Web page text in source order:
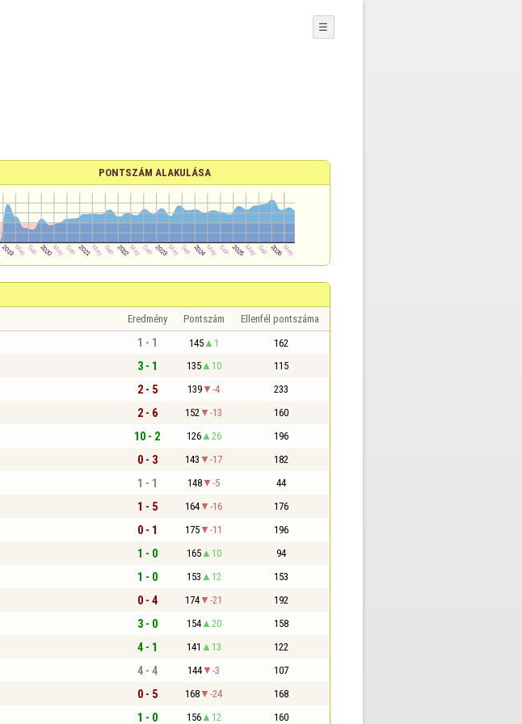
☰
PONTSZÁM ALAKULÁSA
Eredmény Pontszám Ellenfél pontszáma
1 - 1 145 1 162
3 - 1 135 10 115
2 - 5 139 -4 233
2 - 6 152 -13 160
10 - 2 126 26 196
0 - 3 143 -17 182
1 - 1 148 -5 44
1 - 5 164 -16 176
0 - 1 175 -11 196
1 - 0 165 10 94
1 - 0 153 12 153
0 - 4 174 -21 192
3 - 0 154 20 158
4 - 1 141 13 122
4 - 4 144 -3 107
0 - 5 168 -24 168
1 - 0 156 12 160